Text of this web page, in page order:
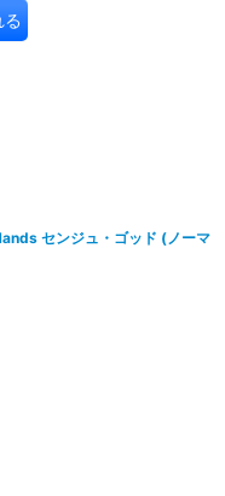
センジュ・ゴッド (ノーマ